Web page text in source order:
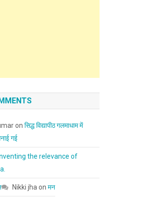
onसिद्ध विद्यापीठ गलमाधाम में
गई
the relevance of
Nikki jha onमन